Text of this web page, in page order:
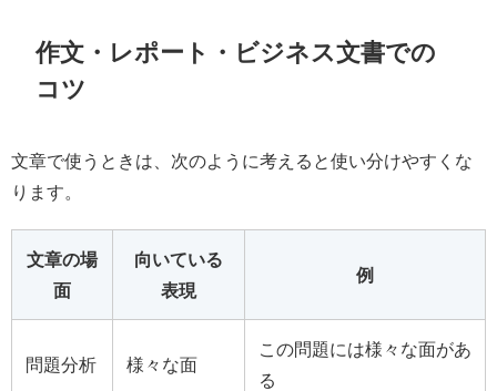
作文・レポート・ビジネス文書での
コツ
文章で使うときは、次のように考えると使い分けやすくな
ります。
文章の場
面
向いている
表現
例
問題分析 様々な面
この問題には様々な面があ
る